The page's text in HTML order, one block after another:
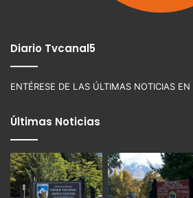
Diario Tvcanal5
ENTÉRESE DE LAS ÚLTIMAS NOTICIAS EN
Últimas Noticias